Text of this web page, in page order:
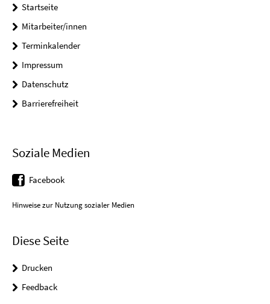
Startseite
Mitarbeiter/innen
Terminkalender
Impressum
Datenschutz
Barrierefreiheit
Soziale Medien
Facebook
Hinweise zur Nutzung sozialer Medien
Diese Seite
Drucken
Feedback